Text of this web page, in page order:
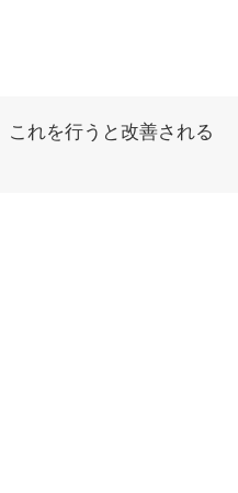
れを行うと改善される